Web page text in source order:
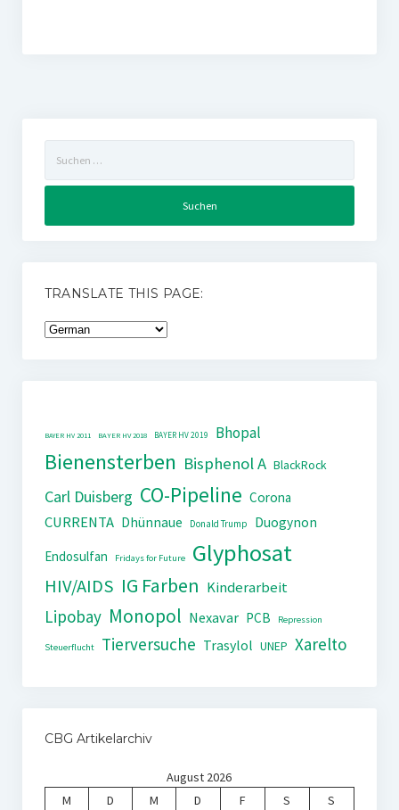
nach:
TRANSLATE THIS PAGE:
BAYER HV 2011 BAYER HV 2018 BAYER HV 2019 Bhopal
Bienensterben Bisphenol A BlackRock
Carl Duisberg CO-Pipeline Corona
CURRENTA Dhünnaue Donald Trump
Duogynon
Endosulfan
Fridays for Future Glyphosat
HIV/AIDS IG Farben Kinderarbeit
Lipobay Monopol Nexavar PCB Repression
Steuerflucht Tierversuche Trasylol UNEP Xarelto
CBG Artikelarchiv
August 2026
M
D M D F S S